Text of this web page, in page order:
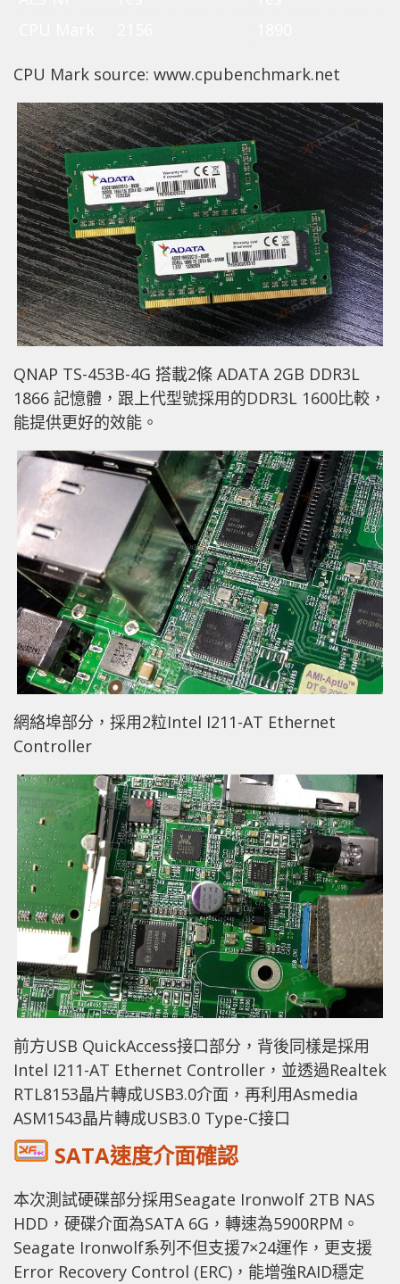
CPU Mark source: www.cpubenchmark.net
QNAP TS-453B-4G 搭載2條 ADATA 2GB DDR3L
1866 記憶體，跟上代型號採用的DDR3L 1600比較，
能提供更好的效能。
網絡埠部分，採用2粒Intel I211-AT Ethernet
Controller
前方USB QuickAccess接口部分，背後同樣是採用
Intel I211-AT Ethernet Controller，並透過Realtek
RTL8153晶片轉成USB3.0介面，再利用Asmedia
ASM1543晶片轉成USB3.0 Type-C接口
SATA速度介面確認
本次測試硬碟部分採用Seagate Ironwolf 2TB NAS
HDD，硬碟介面為SATA 6G，轉速為5900RPM。
Seagate Ironwolf系列不但支援7×24運作，更支援
Error Recovery Control (ERC)，能增強RAID穩定